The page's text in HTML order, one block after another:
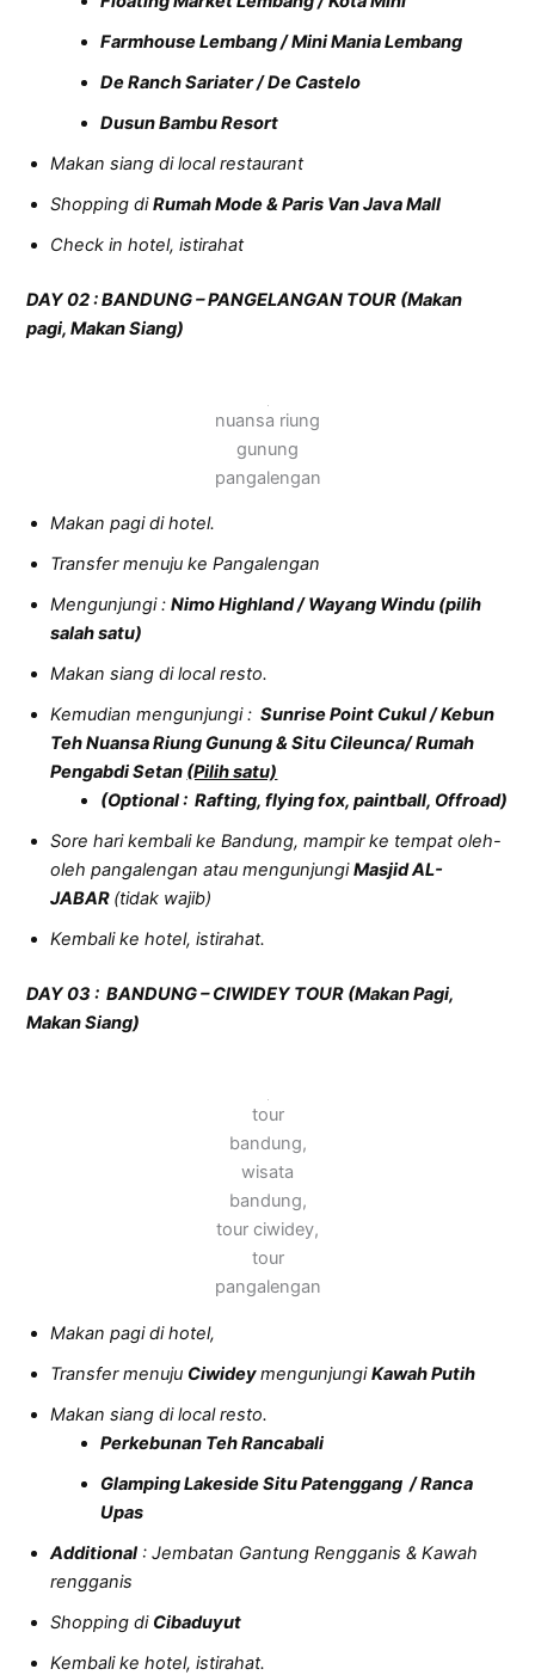
Farmhouse Lembang / Mini Mania Lembang
De Ranch Sariater / De Castelo
Dusun Bambu Resort
Makan siang di local restaurant
Shopping diRumah Mode & Paris Van Java Mall
Check in hotel, istirahat
DAY02 :BANDUNG – PANGELANGAN TOUR (Makan
pagi,Makan Siang)
nuansa riung
gunung
pangalengan
Makan pagi di hotel.
Transfer menuju ke Pangalengan
Mengunjungi :Nimo Highland / Wayang Windu (pilih
salah satu)
Makan siang di local resto.
Kemudian mengunjungi : Sunrise Point Cukul / Kebun
Teh Nuansa Riung Gunung & Situ Cileunca/ Rumah
Pengabdi Setan (Pilih satu)
(Optional : Rafting, flying fox, paintball, Offroad)
Sore hari kembali ke Bandung, mampir ke tempat oleh-
oleh pangalengan atau mengunjungiMasjid AL-
JABAR (tidak wajib)
Kembali ke hotel, istirahat.
DAY03 :BANDUNG – CIWIDEY TOUR (Makan Pagi,
Makan Siang)
tour
bandung,
wisata
bandung,
tour ciwidey,
tour
pangalengan
Makan pagi di hotel,
Transfer menuju CiwideymengunjungiKawah Putih
Makan siang di local resto.
Perkebunan Teh Rancabali
Glamping Lakeside Situ Patenggang / Ranca
Upas
Additional : Jembatan Gantung Rengganis & Kawah
rengganis
Shopping di Cibaduyut
Kembali ke hotel, istirahat.